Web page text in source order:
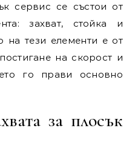
сервис се състои от
захват, стойка и
на тези елементи е от
на скорост и
го прави основно
за плосък